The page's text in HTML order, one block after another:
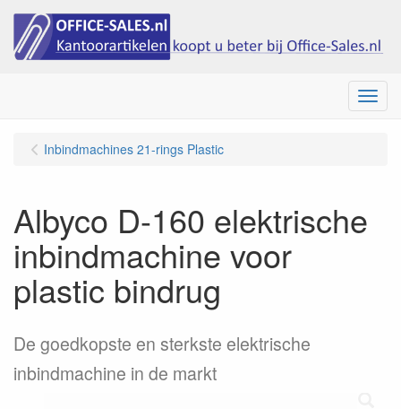
Menu
Inbindmachines 21-rings Plastic
Albyco D-160 elektrische
inbindmachine voor
plastic bindrug
De goedkopste en sterkste elektrische
inbindmachine in de markt